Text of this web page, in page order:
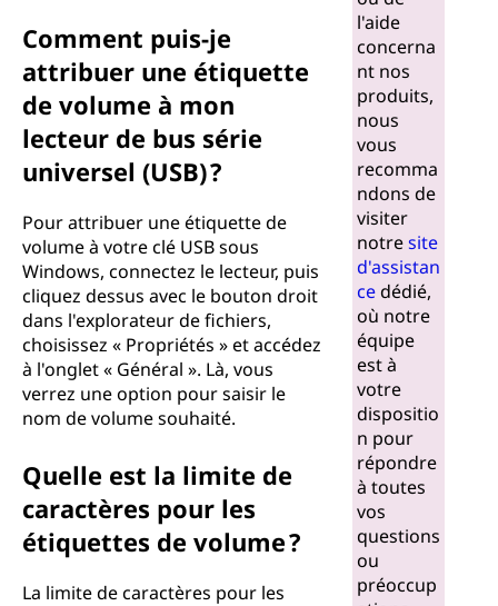
Comment puis-je
attribuer une étiquette
de volume à mon
lecteur de bus série
universel (USB) ?
Pour attribuer une étiquette de
volume à votre clé USB sous
Windows, connectez le lecteur, puis
cliquez dessus avec le bouton droit
dans l'explorateur de fichiers,
choisissez « Propriétés » et accédez
à l'onglet « Général ». Là, vous
verrez une option pour saisir le
nom de volume souhaité.
Quelle est la limite de
caractères pour les
étiquettes de volume ?
La limite de caractères pour les
l'aide
concerna
nt nos
produits,
nous
vous
recomma
ndons de
visiter
notresite
d'assistan
cedédié,
où notre
équipe
est à
votre
dispositio
n pour
répondre
à toutes
vos
questions
ou
préoccup